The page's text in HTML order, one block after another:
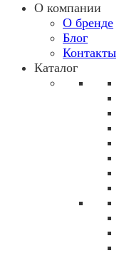
О компании
О бренде
Блог
Контакты
Каталог